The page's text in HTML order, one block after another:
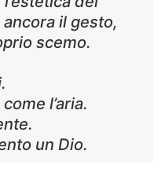
il gesto,
scemo.
l’aria.
un Dio.